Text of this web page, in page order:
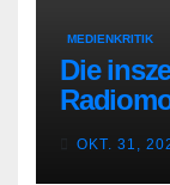
MEDIENKRITIK
Die
OKT. 31,